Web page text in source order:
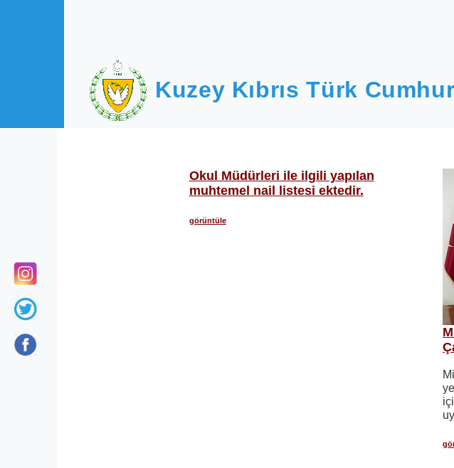
Kuzey Kıbrıs Türk
Okul Müdürleri ile ilgili yapılan
muhtemel nail listesi ektedir.
görüntüle